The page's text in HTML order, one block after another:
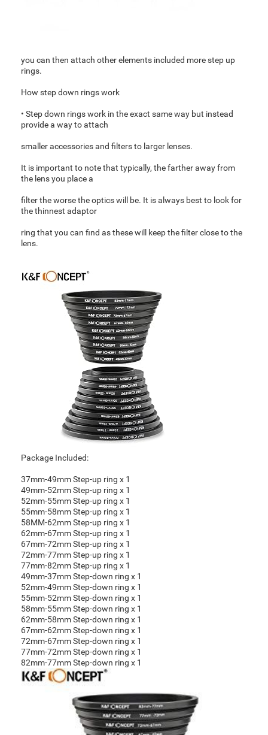
you can then attach other elements included more step up
rings.
How step down rings work
• Step down rings work in the exact same way but instead
provide a way to attach
smaller accessories and filters to larger lenses.
It is important to note that typically, the farther away from
the lens you place a
filter the worse the optics will be. It is always best to look for
the thinnest adaptor
ring that you can find as these will keep the filter close to the
lens.
Package Included:
37mm-49mm Step-up ring x 1
49mm-52mm Step-up ring x 1
52mm-55mm Step-up ring x 1
55mm-58mm Step-up ring x 1
58MM-62mm Step-up ring x 1
62mm-67mm Step-up ring x 1
67mm-72mm Step-up ring x 1
72mm-77mm Step-up ring x 1
77mm-82mm Step-up ring x 1
49mm-37mm Step-down ring x 1
52mm-49mm Step-down ring x 1
55mm-52mm Step-down ring x 1
58mm-55mm Step-down ring x 1
62mm-58mm Step-down ring x 1
67mm-62mm Step-down ring x 1
72mm-67mm Step-down ring x 1
77mm-72mm Step-down ring x 1
82mm-77mm Step-down ring x 1